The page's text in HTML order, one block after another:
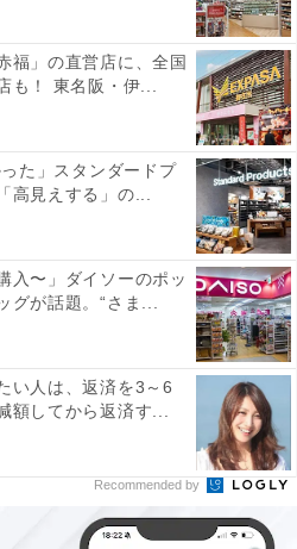
ン祭」とは？
に「クーポン祭」を開催。人
宿泊予約で使えるお得な割引
外ツアー、レンタカーなど、
可能。複数のクーポンを組み
福」の直営店に、全国
も！ 東名阪・伊...
た」スタンダードプ
高見えする」の...
入〜」ダイソーのポッ
グが話題。“さま...
い人は、返済を3～6
額してから返済す...
Recommended by